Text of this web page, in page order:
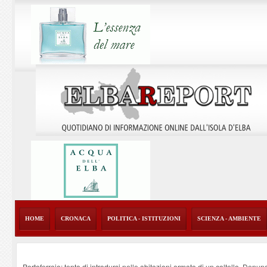
HOME CRONACA POLITICA - ISTITUZIONI SCIENZA - AMBIENTE